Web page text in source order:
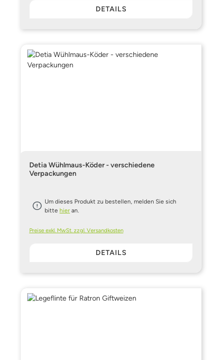
DETAILS
Detia Wühlmaus-Köder - verschiedene
Verpackungen
Um dieses Produkt zu bestellen, melden Sie sich
bittehier an.
Preise exkl. MwSt. zzgl. Versandkosten
DETAILS